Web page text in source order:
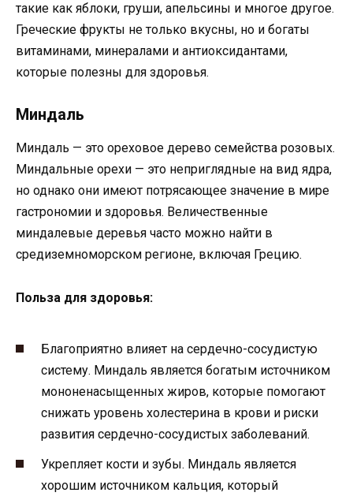
такие как яблоки, груши, апельсины и многое другое.
Греческие фрукты не только вкусны, но и богаты
витаминами, минералами и антиоксидантами,
которые полезны для здоровья.
Миндаль
Миндаль — это ореховое дерево семейства розовых.
Миндальные орехи — это неприглядные на вид ядра,
но однако они имеют потрясающее значение в мире
гастрономии и здоровья. Величественные
миндалевые деревья часто можно найти в
средиземноморском регионе, включая Грецию.
Польза для здоровья:
Благоприятно влияет на сердечно-сосудистую
систему. Миндаль является богатым источником
мононенасыщенных жиров, которые помогают
снижать уровень холестерина в крови и риски
развития сердечно-сосудистых заболеваний.
Укрепляет кости и зубы. Миндаль является
хорошим источником кальция, который